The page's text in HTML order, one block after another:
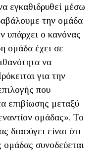
εγκαθιδρυθεί μέσω
την ομάδα
υπάρχει ο κανόνας
ομάδα έχει σε
να
για την
που
επιβίωσης μεταξύ
ομάδας». Το
διαφύγει είναι ότι
συνοδεύεται